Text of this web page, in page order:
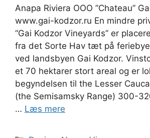
Anapa Riviera OOO ”Chateau”
www.gai-kodzor.ru En mindre
“Gai Kodzor Vineyards” er
fra det Sorte Hav tæt på
ved landsbyen Gai Kodzor.
et 70 hektarer stort areal og er
begyndelsen til the Lesser
(the Semisamsky Range) 300-
… Læs mere